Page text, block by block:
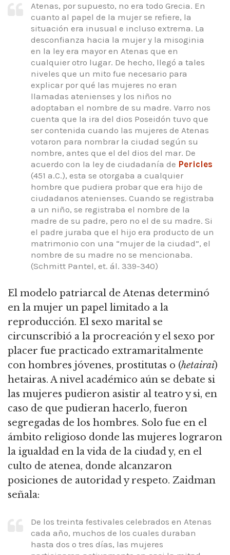
Atenas, por supuesto, no era todo Grecia. En
cuanto al papel de la mujer se refiere, la
situación era inusual e incluso extrema. La
desconfianza hacia la mujer y la misoginia
en la ley era mayor en Atenas que en
cualquier otro lugar. De hecho, llegó a tales
niveles que un mito fue necesario para
explicar por qué las mujeres no eran
llamadas atenienses y los niños no
adoptaban el nombre de su madre. Varro nos
cuenta que la ira del dios Poseidón tuvo que
ser contenida cuando las mujeres de Atenas
votaron para nombrar la ciudad según su
nombre, antes que el del dios del mar. De
acuerdo con la ley de ciudadanía de Pericles
(451 a.C.), esta se otorgaba a cualquier
hombre que pudiera probar que era hijo de
ciudadanos atenienses. Cuando se registraba
a un niño, se registraba el nombre de la
madre de su padre, pero no el de su madre. Si
el padre juraba que el hijo era producto de un
matrimonio con una “mujer de la ciudad”, el
nombre de su madre no se mencionaba.
(Schmitt Pantel, et. ál. 339-340)
El modelo patriarcal de Atenas determinó
en la mujer un papel limitado a la
reproducción. El sexo marital se
circunscribió a la procreación y el sexo por
placer fue practicado extramaritalmente
con hombres jóvenes, prostitutas o (hetairai)
hetairas. A nivel académico aún se debate si
las mujeres pudieron asistir al teatro y si, en
caso de que pudieran hacerlo, fueron
segregadas de los hombres. Solo fue en el
ámbito religioso donde las mujeres lograron
la igualdad en la vida de la ciudad y, en el
culto de atenea, donde alcanzaron
posiciones de autoridad y respeto. Zaidman
señala:
De los treinta festivales celebrados en Atenas
cada año, muchos de los cuales duraban
hasta dos o tres días, las mujeres